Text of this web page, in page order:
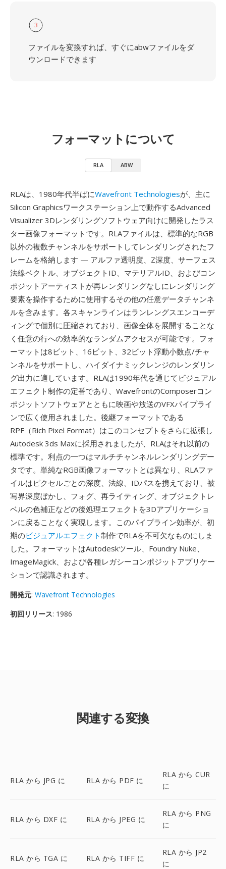
3
ファイルを変換すれば、すぐにabwファイルをダ
ウンロードできます
フォーマットについて
RLA ABW
RLAは、1980年代半ばにWavefront Technologiesが、主に
Silicon Graphicsワークステーション上で動作するAdvanced
Visualizer 3Dレンダリングソフトウェア向けに開発したラス
ター画像フォーマットです。RLAファイルは、標準的なRGB
以外の複数チャンネルをサポートしてレンダリングされたフ
レームを格納します — アルファ透明度、Z深度、サーフェス
法線ベクトル、オブジェクトID、マテリアルID、およびコン
ポジットアーティストが再レンダリングなしにレンダリング
要素を操作するために使用するその他の任意データチャンネ
ルを含みます。各スキャンラインはランレングスエンコーデ
ィングで個別に圧縮されており、画像全体を展開することな
く任意の行への効率的なランダムアクセスが可能です。フォ
ーマットは8ビット、16ビット、32ビット浮動小数点/チャ
ンネルをサポートし、ハイダイナミックレンジのレンダリン
グ出力に適しています。RLAは1990年代を通じてビジュアル
エフェクト制作の定番であり、WavefrontのComposerコン
ポジットソフトウェアとともに映画や放送のVFXパイプライ
ンで広く使用されました。後継フォーマットである
RPF（Rich Pixel Format）はこのコンセプトをさらに拡張し
Autodesk 3ds Maxに採用されましたが、RLAはそれ以前の
標準です。利点の一つはマルチチャンネルレンダリングデー
タです。単純なRGB画像フォーマットとは異なり、RLAファ
イルはピクセルごとの深度、法線、IDパスを携えており、被
写界深度ぼかし、フォグ、再ライティング、オブジェクトレ
ベルの色補正などの後処理エフェクトを3Dアプリケーショ
ンに戻ることなく実現します。このパイプライン効率が、初
期のビジュアルエフェクト制作でRLAを不可欠なものにしま
した。フォーマットはAutodeskツール、Foundry Nuke、
ImageMagick、および各種レガシーコンポジットアプリケー
ションで認識されます。
開発元: Wavefront Technologies
初回リリース: 1986
関連する変換
RLA から JPG に RLA から PDF に
RLA から CUR
に
RLA から DXF に RLA から JPEG に
RLA から PNG
に
RLA から TGA に RLA から TIFF に
RLA から JP2
に